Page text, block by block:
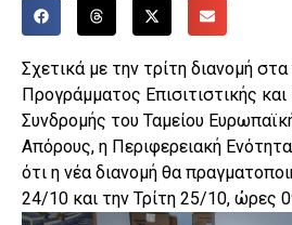
Σχετικά με την τρίτη διανομή
Προγράμματος Επισιτιστικής και
Συνδρομής του Ταμείου
Απόρους, η Περιφερειακή
ότι η νέα διανομή θα
24/10 και την Τρίτη 25/10, ώρες